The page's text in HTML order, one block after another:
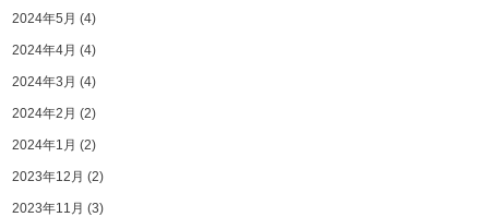
2024年5月 (4)
2024年4月 (4)
2024年3月 (4)
2024年2月 (2)
2024年1月 (2)
2023年12月 (2)
2023年11月 (3)